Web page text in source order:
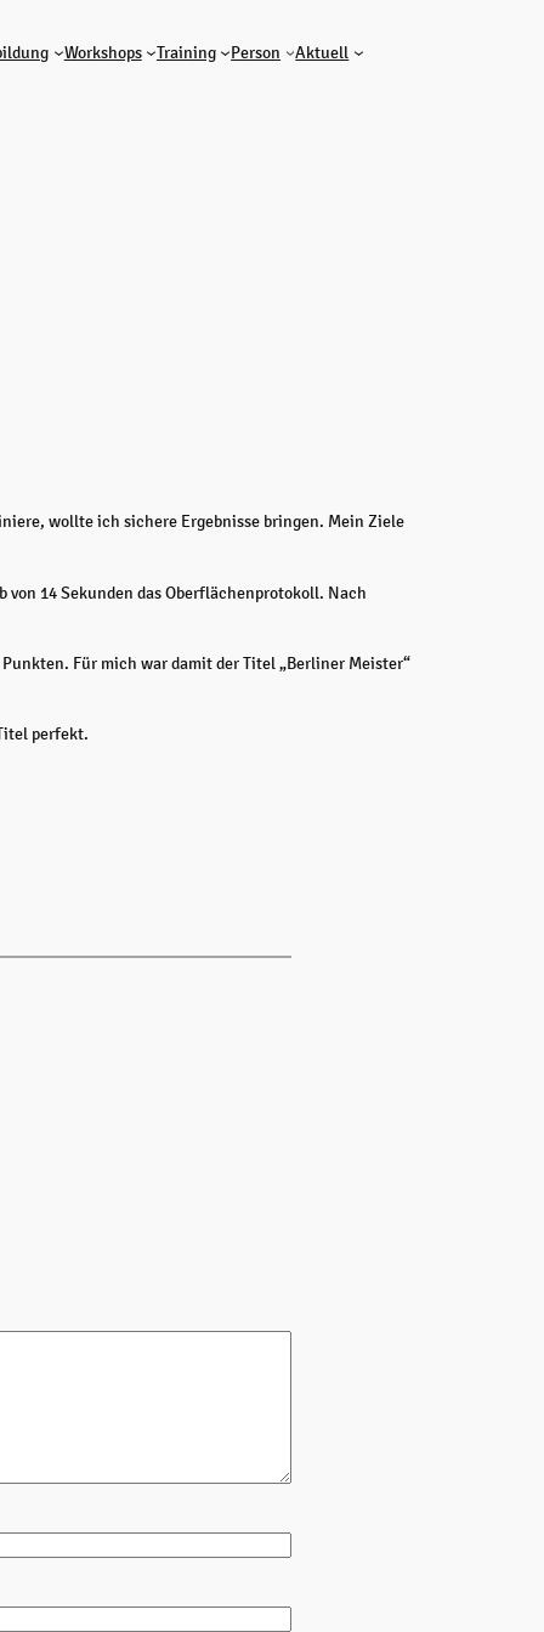
Workshops Training Person Aktuell
wollte ich sichere Ergebnisse bringen. Mein Ziele
14 Sekunden das Oberflächenprotokoll. Nach
Für mich war damit der Titel „Berliner Meister“
perfekt.